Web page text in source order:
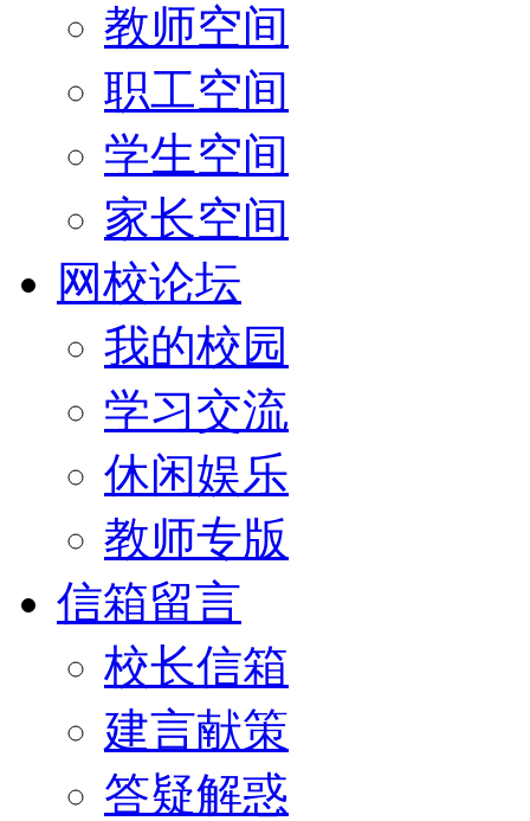
教师空间
职工空间
学生空间
家长空间
网校论坛
我的校园
学习交流
休闲娱乐
教师专版
信箱留言
校长信箱
建言献策
答疑解惑